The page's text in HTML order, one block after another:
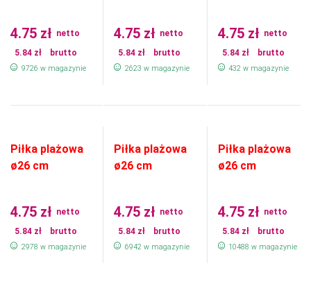
4.75 zł netto
5.84 zł brutto
9726 w magazynie
4.75 zł netto
5.84 zł brutto
2623 w magazynie
4.75 zł netto
5.84 zł brutto
432 w magazynie
Piłka plażowa
ø26 cm
4.75 zł netto
5.84 zł brutto
2978 w magazynie
Piłka plażowa
ø26 cm
4.75 zł netto
5.84 zł brutto
6942 w magazynie
Piłka plażowa
ø26 cm
4.75 zł netto
5.84 zł brutto
10488 w magazynie